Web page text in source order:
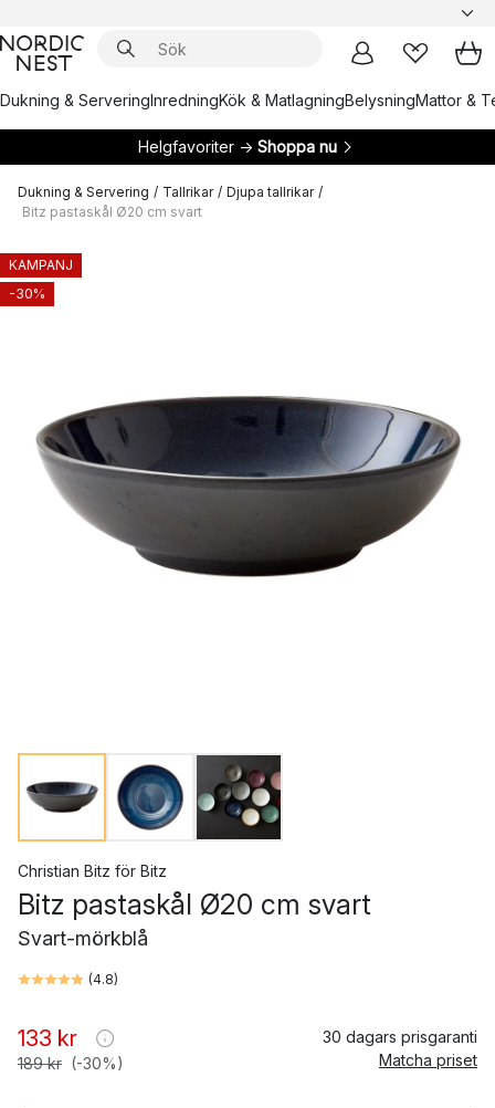
Dukning & ServeringInredningKök & MatlagningBelysningMattor &
Helgfavoriter → Shoppa nu
Dukning & Servering / Tallrikar / Djupa tallrikar /
Bitz pastaskål Ø20 cm svart
KAMPANJ
-30%
Christian Bitz för Bitz
Bitz pastaskål Ø20 cm svart
Svart-mörkblå
(4.8)
133 kr
189 kr (-30%)
30 dagars prisgaranti
Matcha priset